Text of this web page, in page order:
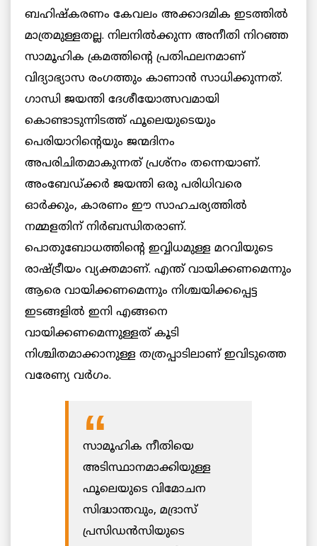
ബഹിഷ്കരണം കേവലം അക്കാദമിക ഇടത്തിൽ
മാത്രമുള്ളതല്ല. നിലനിൽക്കുന്ന അനീതി നിറഞ്ഞ
സാമൂഹിക ക്രമത്തിന്റെ പ്രതിഫലനമാണ്
വിദ്യാഭ്യാസ രംഗത്തും കാണാൻ സാധിക്കുന്നത്.
ഗാന്ധി ജയന്തി ദേശീയോത്സവമായി
കൊണ്ടാടുന്നിടത്ത് ഫൂലെയുടെയും
പെരിയാറിന്റെയും ജന്മദിനം
അപരിചിതമാകുന്നത് പ്രശ്നം തന്നെയാണ്.
അംബേഡ്ക്കർ ജയന്തി ഒരു പരിധിവരെ
ഓർക്കും, കാരണം ഈ സാഹചര്യത്തിൽ
നമ്മളതിന് നിർബന്ധിതരാണ്.
പൊതുബോധത്തിന്റെ ഇവ്വിധമുള്ള മറവിയുടെ
രാഷ്ട്രീയം വ്യക്തമാണ്. എന്ത് വായിക്കണമെന്നും
ആരെ വായിക്കണമെന്നും നിശ്ചയിക്കപ്പെട്ട
ഇടങ്ങളിൽ ഇനി എങ്ങനെ
വായിക്കണമെന്നുള്ളത് കൂടി
നിശ്ചിതമാക്കാനുള്ള തത്രപ്പാടിലാണ് ഇവിടുത്തെ
വരേണ്യ വർഗം.
സാമൂഹിക നീതിയെ
അടിസ്ഥാനമാക്കിയുള്ള
ഫൂലെയുടെ വിമോചന
സിദ്ധാന്തവും, മദ്രാസ്
പ്രസിഡൻസിയുടെ